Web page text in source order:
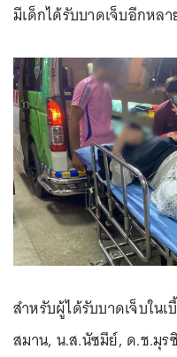
มีเด็กได้รับบาดเจ็บอีกหล
สำหรับผู้ได้รับบาดเจ็บใน
สมาน, น.ส.นัซมีย์, ด.ช.มุ